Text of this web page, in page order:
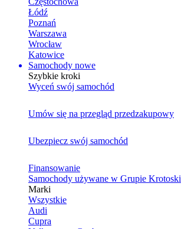
Łódź
Poznań
Warszawa
Wrocław
Katowice
Samochody nowe
Szybkie kroki
Wyceń swój samochód
Umów się na przegląd przedzakupowy
Ubezpiecz swój samochód
Finansowanie
Samochody używane w Grupie Krotoski
Marki
Wszystkie
Audi
Cupra